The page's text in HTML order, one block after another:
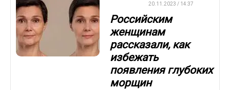
20.11.2023 / 14:37
Российским
женщинам
рассказали, как
избежать
появления глубоких
морщин